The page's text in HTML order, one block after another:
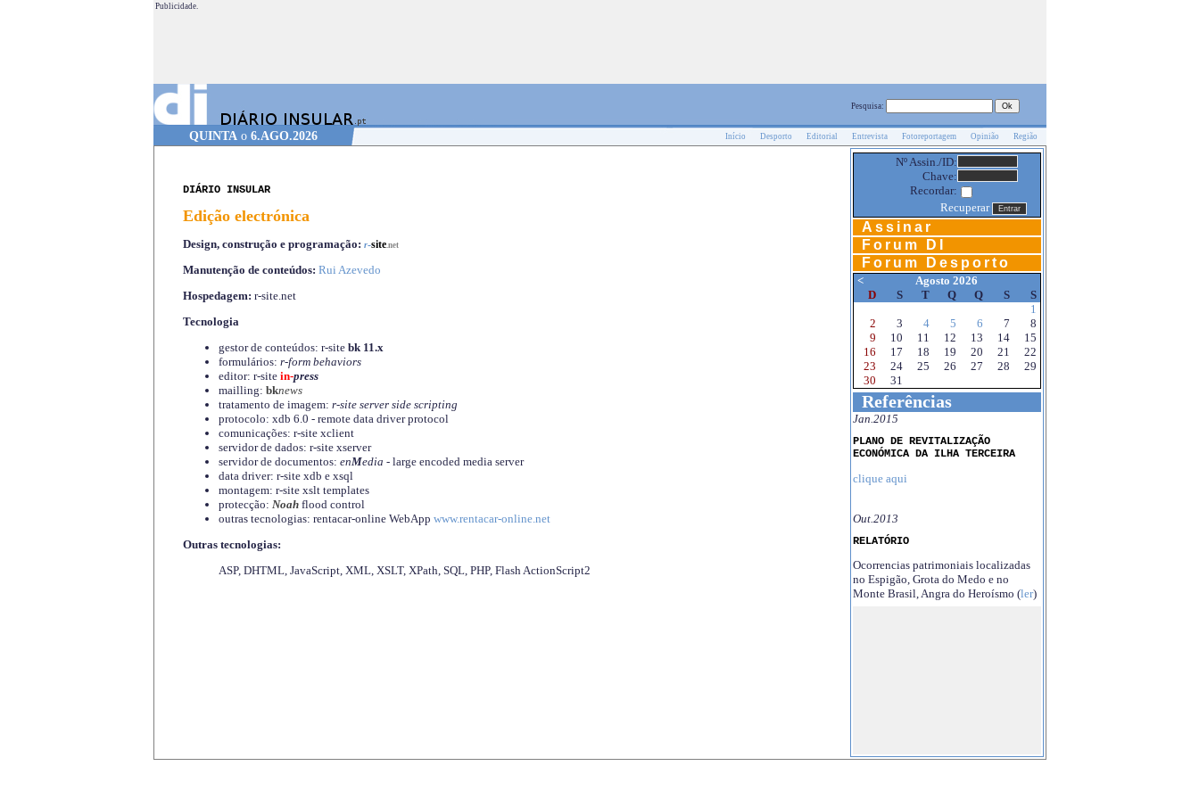
Publicidade.
Pesquisa:
QUINTA o 6.AGO.2026 Início Desporto Editorial Entrevista Fotoreportagem Opinião Região
DIÁRIO INSULAR
Edição electrónica
Design, construção e programação: r-site.net
Manutenção de conteúdos: Rui Azevedo
Hospedagem: r-site.net
Tecnologia
gestor de conteúdos: r-site bk 11.x
formulários: r-form behaviors
editor: r-site in-press
mailling: bknews
tratamento de imagem: r-site server side scripting
protocolo: xdb 6.0 - remote data driver protocol
comunicações: r-site xclient
servidor de dados: r-site xserver
servidor de documentos: enMedia - large encoded media server
data driver: r-site xdb e xsql
montagem: r-site xslt templates
protecção: Noahflood control
outras tecnologias: rentacar-online WebApp www.rentacar-online.net
Outras tecnologias:
ASP, DHTML, JavaScript, XML, XSLT, XPath, SQL, PHP, Flash ActionScript2
Nº Assin./ID:
Chave:
Recordar:
Recuperar
Assinar
Forum DI
Forum Desporto
<
Agosto 2026
D
S T Q Q S
S
1
2
3 4 5 6 7
8
9
10 11 12 13 14
15
16
17 18 19 20 21
22
23
24 25 26 27 28
29
30
31
Referências
Jan.2015
PLANO DE REVITALIZAÇÃO
ECONÓMICA DA ILHA TERCEIRA
clique aqui
Out.2013
RELATÓRIO
Ocorrencias patrimoniais localizadas
no Espigão, Grota do Medo e no
Monte Brasil, Angra do Heroísmo (ler)